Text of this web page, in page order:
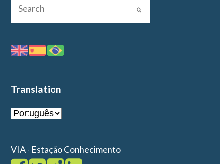
Translation
VIA - Estação Conhecimento